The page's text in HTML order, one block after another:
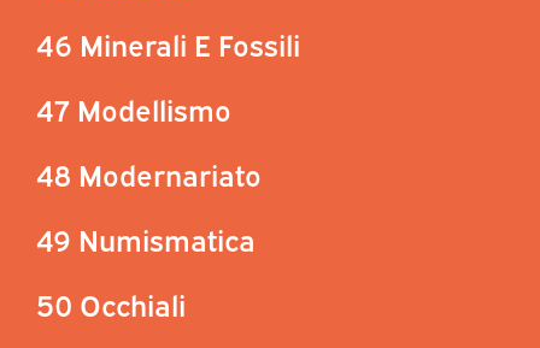
46 Minerali E Fossili
47 Modellismo
48 Modernariato
49 Numismatica
50 Occhiali